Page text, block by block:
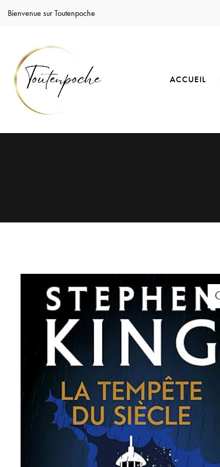
Bienvenue sur Toutenpoche
ACCUEIL